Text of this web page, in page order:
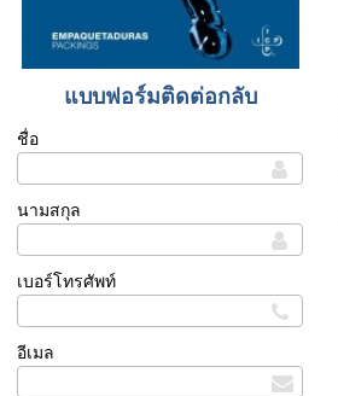
แบบฟอร์มติดต่อกลับ
ชื่อ
นามสกุล
เบอร์โทรศัพท์
อีเมล